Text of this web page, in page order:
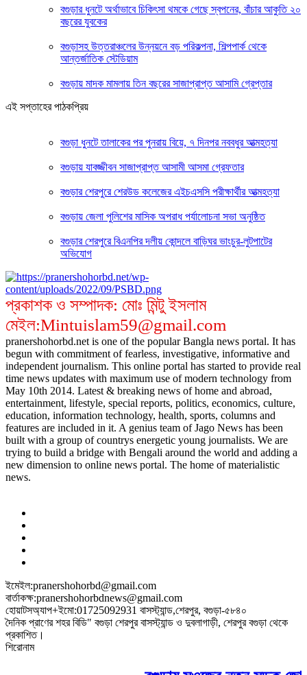
বগুড়ার ধুনটে অর্থাভাবে চিকিৎসা থমকে গেছে স্বপনের, বাঁচার আকুতি ২০
বছরের যুবকের
বগুড়াসহ উত্তরাঞ্চলের উন্নয়নে বড় পরিকল্পনা, শিল্পপার্ক থেকে
আন্তর্জাতিক স্টেডিয়াম
বগুড়ায় মাদক মামলায় তিন বছরের সাজাপ্রাপ্ত আসামি গ্রেপ্তার
এই সপ্তাহের পাঠকপ্রিয়
বগুড়া ধুনটে তালাকের পর পুনরায় বিয়ে, ৭ দিনপর নববধুর আত্মহত্যা
বগুড়ায় যাবজ্জীবন সাজাপ্রাপ্ত আসামী আসমা গ্রেফতার
বগুড়ার শেরপুরে শেরউড কলেজের এইচএসসি পরীক্ষার্থীর আত্মহত্যা
বগুড়ায় জেলা পুলিশের মাসিক অপরাধ পর্যালোচনা সভা অনুষ্ঠিত
বগুড়ার শেরপুরে বিএনপির দলীয় কোন্দলে বাড়িঘর ভাংচুর-লুটপাটের
অভিযোগ
প্রকাশক ও সম্পাদক: মোঃ মিন্টু ইসলাম
মেইল:Mintuislam59@gmail.com
pranershohorbd.net is one of the popular Bangla news portal. It has
begun with commitment of fearless, investigative, informative and
independent journalism. This online portal has started to provide real
time news updates with maximum use of modern technology from
May 10th 2014. Latest & breaking news of home and abroad,
entertainment, lifestyle, special reports, politics, economics, culture,
education, information technology, health, sports, columns and
features are included in it. A genius team of Jago News has been
built with a group of countrys energetic young journalists. We are
trying to build a bridge with Bengali around the world and adding a
new dimension to online news portal. The home of materialistic
news.
ইমেইল:pranershohorbd@gmail.com
বার্তাকক্ষ:pranershohorbdnews@gmail.com
হোয়াটসঅ্যাপ+ইমো:01725092931 বাসস্ট্যান্ড,শেরপুর, বগুড়া-৫৮৪০
দৈনিক প্রাণের শহর বিডি" বগুড়া শেরপুর বাসস্ট্যান্ড ও দুবলাগাড়ী, শেরপুর বগুড়া থেকে
প্রকাশিত।
শিরোনাম